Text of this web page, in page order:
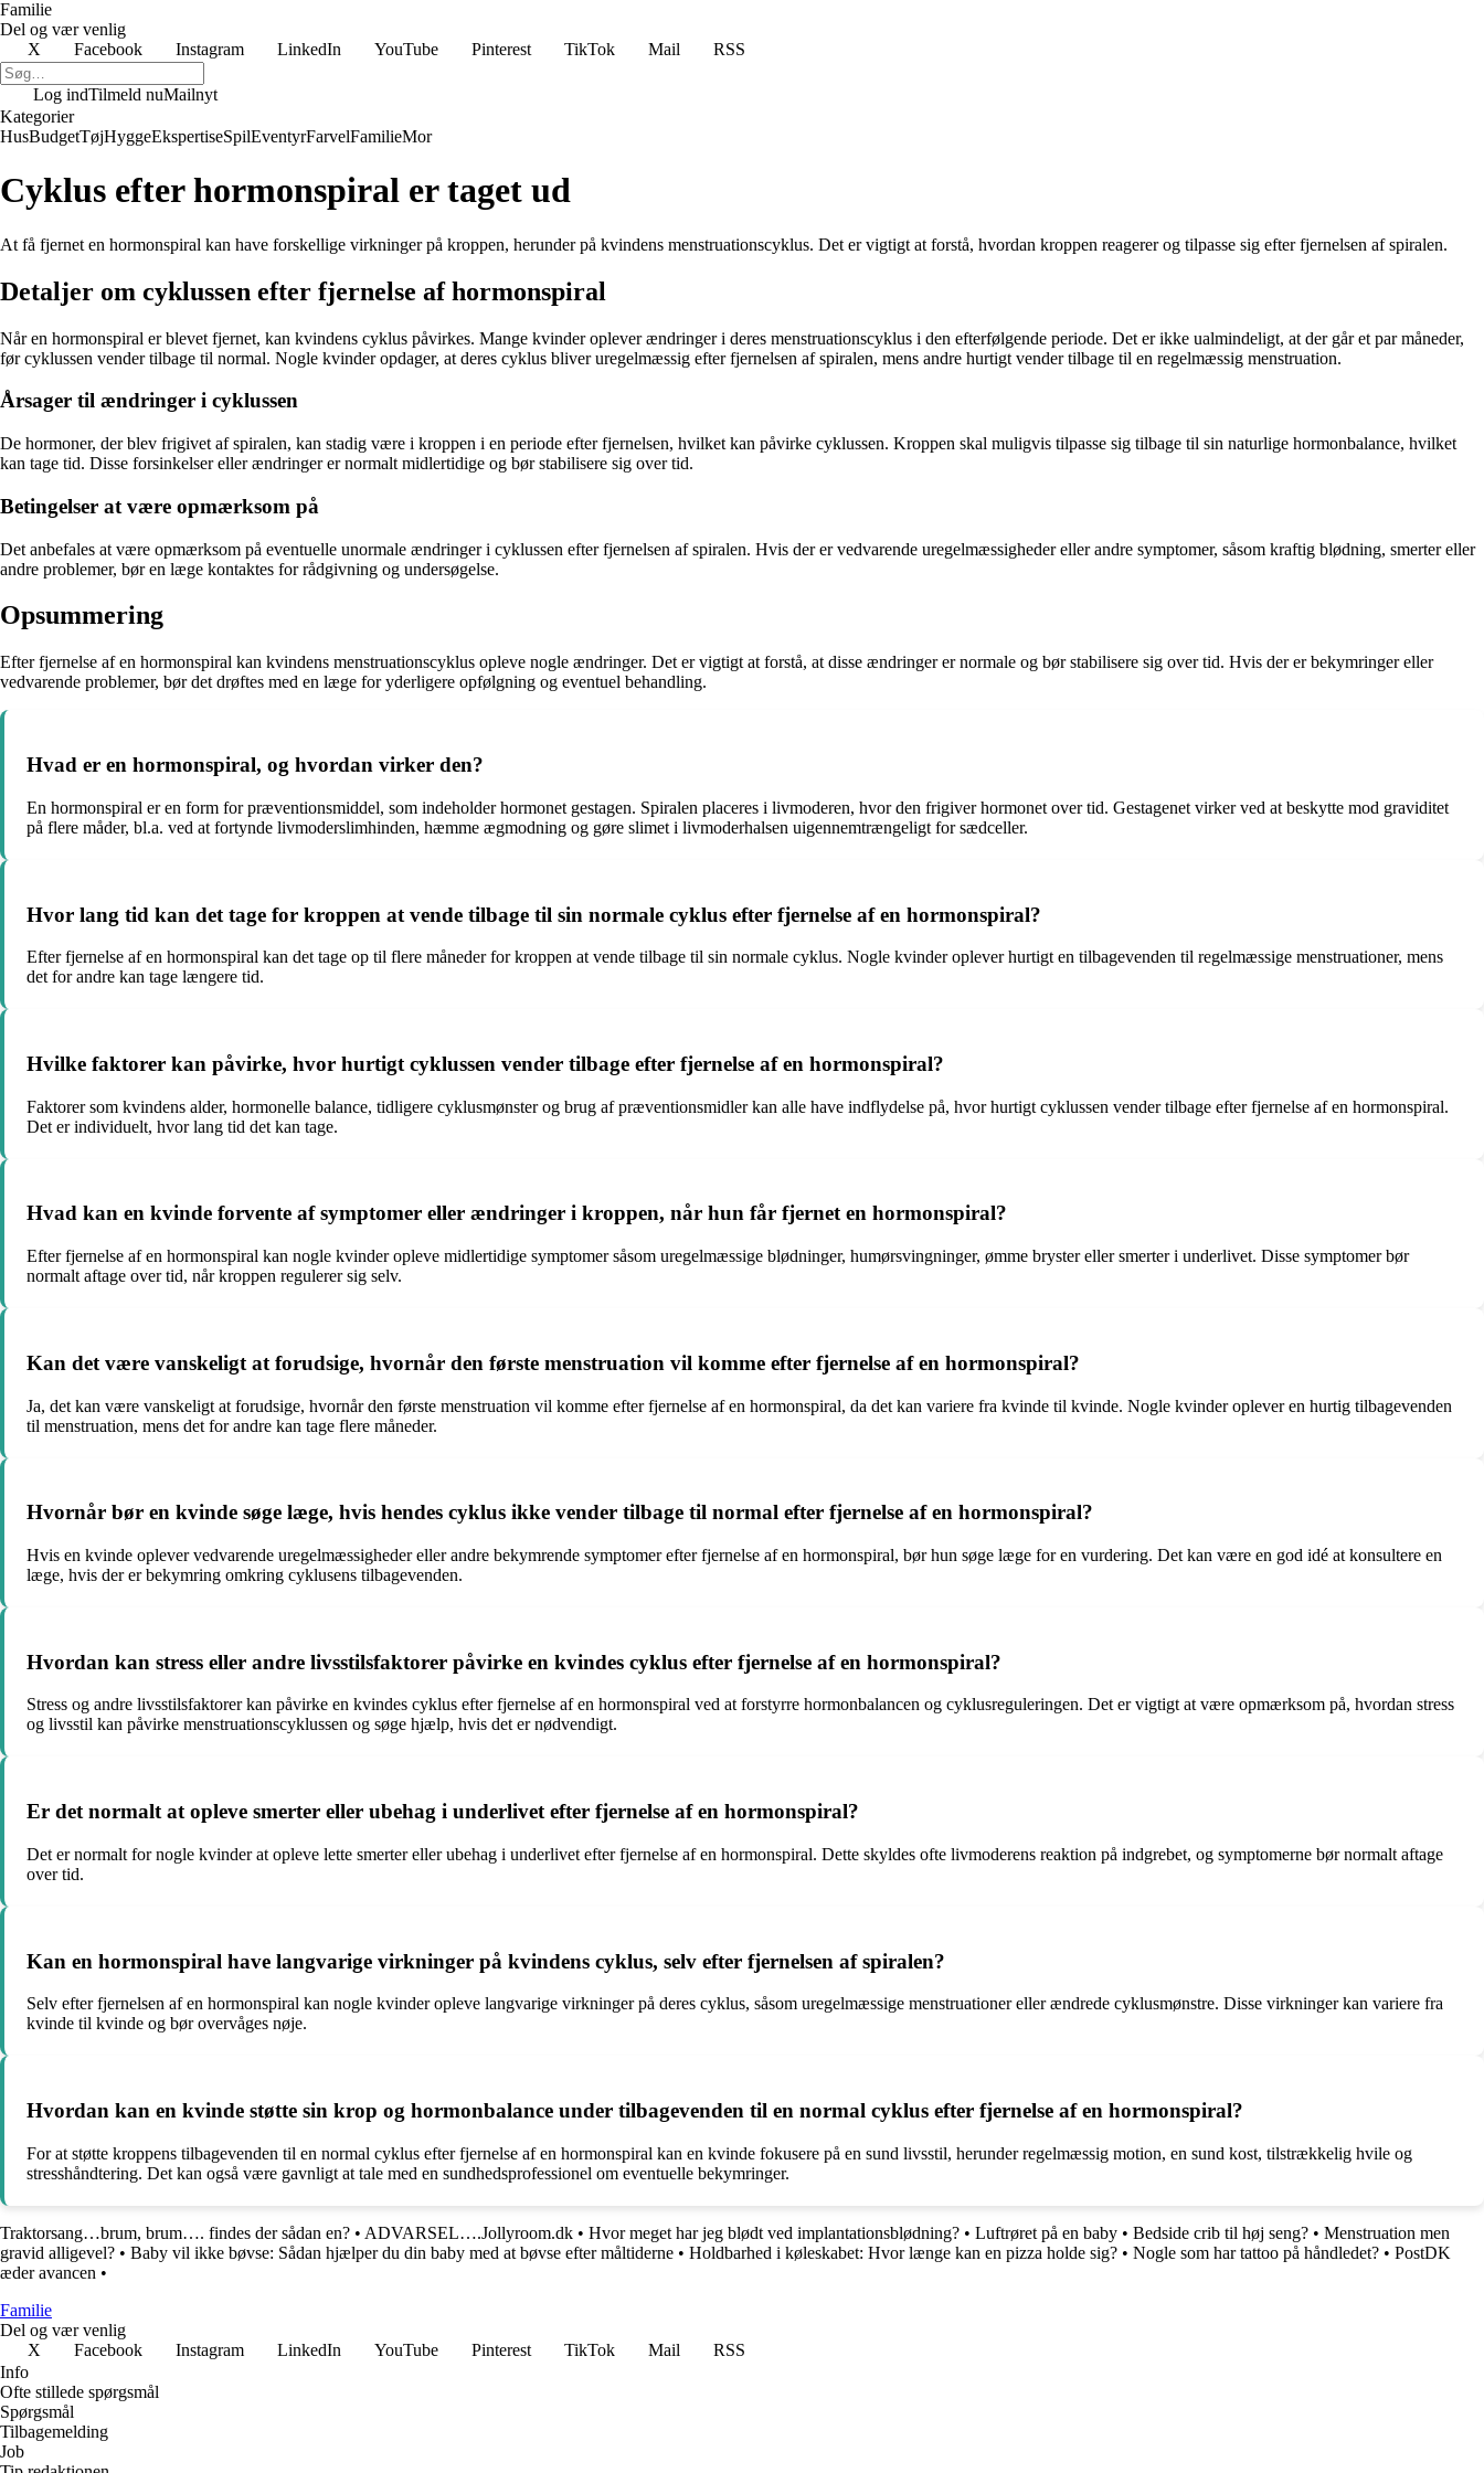
Familie
Del og vær venlig
X
Facebook Instagram LinkedIn YouTube Pinterest TikTok Mail RSS
Log indTilmeld nuMailnyt
Kategorier
HusBudgetTøjHyggeEkspertiseSpilEventyrFarvelFamilieMor
Cyklus efter hormonspiral er taget ud
At få fjernet en hormonspiral kan have forskellige virkninger på kroppen, herunder på kvindens menstruationscyklus. Det er vigtigt at forstå, hvordan kroppen reagerer og tilpasse sig efter fjernelsen af spiralen.
Detaljer om cyklussen efter fjernelse af hormonspiral
Når en hormonspiral er blevet fjernet, kan kvindens cyklus påvirkes. Mange kvinder oplever ændringer i deres menstruationscyklus i den efterfølgende periode. Det er ikke ualmindeligt, at der går et par måneder,
før cyklussen vender tilbage til normal. Nogle kvinder opdager, at deres cyklus bliver uregelmæssig efter fjernelsen af spiralen, mens andre hurtigt vender tilbage til en regelmæssig menstruation.
Årsager til ændringer i cyklussen
De hormoner, der blev frigivet af spiralen, kan stadig være i kroppen i en periode efter fjernelsen, hvilket kan påvirke cyklussen. Kroppen skal muligvis tilpasse sig tilbage til sin naturlige hormonbalance, hvilket
kan tage tid. Disse forsinkelser eller ændringer er normalt midlertidige og bør stabilisere sig over tid.
Betingelser at være opmærksom på
Det anbefales at være opmærksom på eventuelle unormale ændringer i cyklussen efter fjernelsen af spiralen. Hvis der er vedvarende uregelmæssigheder eller andre symptomer, såsom kraftig blødning, smerter eller
andre problemer, bør en læge kontaktes for rådgivning og undersøgelse.
Opsummering
Efter fjernelse af en hormonspiral kan kvindens menstruationscyklus opleve nogle ændringer. Det er vigtigt at forstå, at disse ændringer er normale og bør stabilisere sig over tid. Hvis der er bekymringer eller
vedvarende problemer, bør det drøftes med en læge for yderligere opfølgning og eventuel behandling.
Hvad er en hormonspiral, og hvordan virker den?
En hormonspiral er en form for præventionsmiddel, som indeholder hormonet gestagen. Spiralen placeres i livmoderen, hvor den frigiver hormonet over tid. Gestagenet virker ved at beskytte mod graviditet
på flere måder, bl.a. ved at fortynde livmoderslimhinden, hæmme ægmodning og gøre slimet i livmoderhalsen uigennemtrængeligt for sædceller.
Hvor lang tid kan det tage for kroppen at vende tilbage til sin normale cyklus efter fjernelse af en hormonspiral?
Efter fjernelse af en hormonspiral kan det tage op til flere måneder for kroppen at vende tilbage til sin normale cyklus. Nogle kvinder oplever hurtigt en tilbagevenden til regelmæssige menstruationer, mens
det for andre kan tage længere tid.
Hvilke faktorer kan påvirke, hvor hurtigt cyklussen vender tilbage efter fjernelse af en hormonspiral?
Faktorer som kvindens alder, hormonelle balance, tidligere cyklusmønster og brug af præventionsmidler kan alle have indflydelse på, hvor hurtigt cyklussen vender tilbage efter fjernelse af en hormonspiral.
Det er individuelt, hvor lang tid det kan tage.
Hvad kan en kvinde forvente af symptomer eller ændringer i kroppen, når hun får fjernet en hormonspiral?
Efter fjernelse af en hormonspiral kan nogle kvinder opleve midlertidige symptomer såsom uregelmæssige blødninger, humørsvingninger, ømme bryster eller smerter i underlivet. Disse symptomer bør
normalt aftage over tid, når kroppen regulerer sig selv.
Kan det være vanskeligt at forudsige, hvornår den første menstruation vil komme efter fjernelse af en hormonspiral?
Ja, det kan være vanskeligt at forudsige, hvornår den første menstruation vil komme efter fjernelse af en hormonspiral, da det kan variere fra kvinde til kvinde. Nogle kvinder oplever en hurtig tilbagevenden
til menstruation, mens det for andre kan tage flere måneder.
Hvornår bør en kvinde søge læge, hvis hendes cyklus ikke vender tilbage til normal efter fjernelse af en hormonspiral?
Hvis en kvinde oplever vedvarende uregelmæssigheder eller andre bekymrende symptomer efter fjernelse af en hormonspiral, bør hun søge læge for en vurdering. Det kan være en god idé at konsultere en
læge, hvis der er bekymring omkring cyklusens tilbagevenden.
Hvordan kan stress eller andre livsstilsfaktorer påvirke en kvindes cyklus efter fjernelse af en hormonspiral?
Stress og andre livsstilsfaktorer kan påvirke en kvindes cyklus efter fjernelse af en hormonspiral ved at forstyrre hormonbalancen og cyklusreguleringen. Det er vigtigt at være opmærksom på, hvordan stress
og livsstil kan påvirke menstruationscyklussen og søge hjælp, hvis det er nødvendigt.
Er det normalt at opleve smerter eller ubehag i underlivet efter fjernelse af en hormonspiral?
Det er normalt for nogle kvinder at opleve lette smerter eller ubehag i underlivet efter fjernelse af en hormonspiral. Dette skyldes ofte livmoderens reaktion på indgrebet, og symptomerne bør normalt aftage
over tid.
Kan en hormonspiral have langvarige virkninger på kvindens cyklus, selv efter fjernelsen af spiralen?
Selv efter fjernelsen af en hormonspiral kan nogle kvinder opleve langvarige virkninger på deres cyklus, såsom uregelmæssige menstruationer eller ændrede cyklusmønstre. Disse virkninger kan variere fra
kvinde til kvinde og bør overvåges nøje.
Hvordan kan en kvinde støtte sin krop og hormonbalance under tilbagevenden til en normal cyklus efter fjernelse af en hormonspiral?
For at støtte kroppens tilbagevenden til en normal cyklus efter fjernelse af en hormonspiral kan en kvinde fokusere på en sund livsstil, herunder regelmæssig motion, en sund kost, tilstrækkelig hvile og
stresshåndtering. Det kan også være gavnligt at tale med en sundhedsprofessionel om eventuelle bekymringer.
Traktorsang…brum, brum…. findes der sådan en? • ADVARSEL….Jollyroom.dk • Hvor meget har jeg blødt ved implantationsblødning? • Luftrøret på en baby • Bedside crib til høj seng? • Menstruation men
gravid alligevel? • Baby vil ikke bøvse: Sådan hjælper du din baby med at bøvse efter måltiderne • Holdbarhed i køleskabet: Hvor længe kan en pizza holde sig? • Nogle som har tattoo på håndledet? • PostDK
æder avancen •
Familie
Del og vær venlig
X
Facebook Instagram LinkedIn YouTube Pinterest TikTok Mail
RSS
Info
Ofte stillede spørgsmål
Spørgsmål
Tilbagemelding
Job